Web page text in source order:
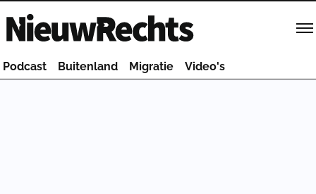
Homepage van NieuwRechts
Podcast Buitenland Migratie Video's